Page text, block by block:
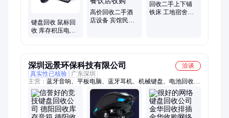
键盘回收 鼠标回
收 库存积压电脑
高价回收二手酒
店设备 宾馆民宿
回收二手上下铺
铁床 工地宿舍高
深圳远景环保科技有限公司
洽谈
真实性已核验
广东深圳
主营： 蓝牙音响、平板电脑、蓝牙耳机、机械键盘、电池回收、
pcb板回收、ic芯片回收、回收充电宝、贴片机回收、回收电路
板、机顶盒回收、回收移动电源、回收库存耳机、二手设备回
收、汽车锂电池、平板电路板、手机充电器、手机数据线、电源